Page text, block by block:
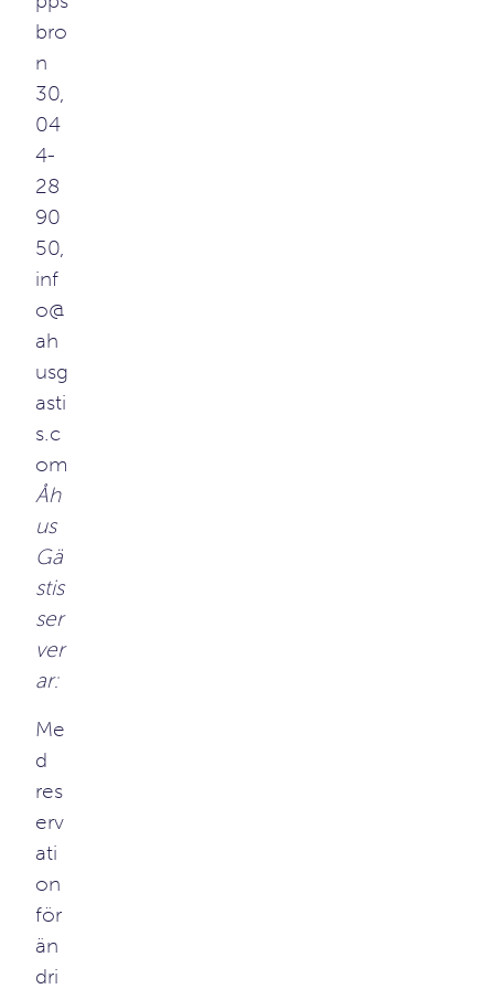
bro
n
30,
04
4-
28
90
50,
inf
o@
ah
usg
asti
s.c
om
Åh
us
Gä
stis
ser
ver
ar:
Me
d
res
erv
ati
on
för
än
dri